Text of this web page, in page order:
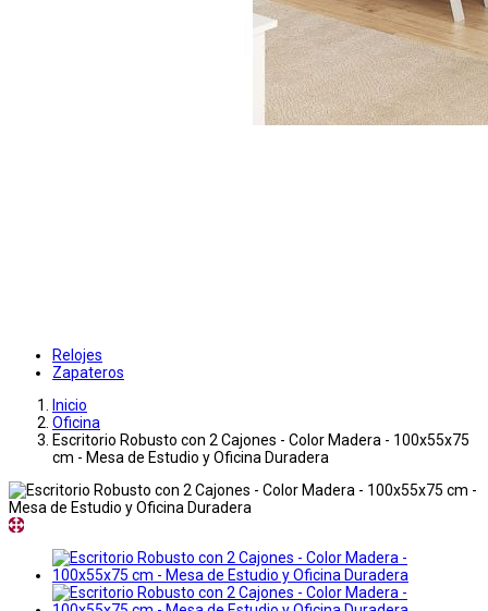
Relojes
Zapateros
Inicio
Oficina
Escritorio Robusto con 2 Cajones - Color Madera - 100x55x75
cm - Mesa de Estudio y Oficina Duradera